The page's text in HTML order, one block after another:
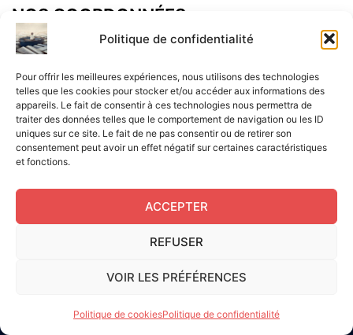
Politique de confidentialité
Pour offrir les meilleures expériences, nous utilisons des technologies
telles que les cookies pour stocker et/ou accéder aux informations des
appareils. Le fait de consentir à ces technologies nous permettra de
traiter des données telles que le comportement de navigation ou les ID
uniques sur ce site. Le fait de ne pas consentir ou de retirer son
consentement peut avoir un effet négatif sur certaines caractéristiques
et fonctions.
ACCEPTER
REFUSER
VOIR LES PRÉFÉRENCES
Politique de cookiesPolitique de confidentialité
NOS COORDONNÉES
Adresse postal :
ALCF
34 Rue René Brunen
33950 LEGE CAP-FERRET
Mail :
contact@aperitif-litteraire-cap-ferret.fr
Edité par L'Apéritif Littéraire du Cap-Ferret © 2024
par Serge Gouvernel